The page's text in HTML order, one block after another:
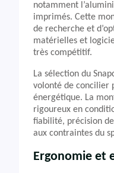
notamment
imprimés. Cette
de recherche et
matérielles et
très compétitif.
La sélection du
volonté de concilier
énergétique. La
rigoureux en
fiabilité, précision
aux contraintes du
Ergonomie et